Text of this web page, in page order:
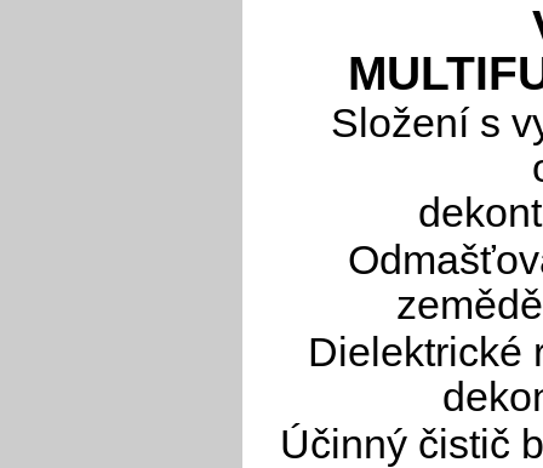
Složení s
Dielektrické
Účinný čistič